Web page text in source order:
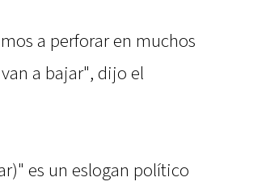
a perforar en muchos
a bajar", dijo el
es un eslogan político